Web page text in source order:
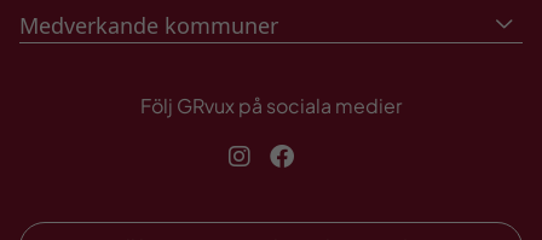
Medverkande kommuner
Följ GRvux på sociala medier
InstagramFacebook